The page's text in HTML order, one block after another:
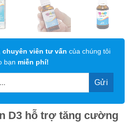
chuyên viên tư vấn của chúng tôi
bạn miễn phí!
D3 hỗ trợ tăng cường